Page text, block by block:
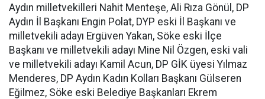
Aydın milletvekilleri Nahit Menteşe, Ali Rıza Gönül, DP
Aydın İl Başkanı Engin Polat, DYP eski İl Başkanı ve
milletvekili adayı Ergüven Yakan, Söke eski İlçe
Başkanı ve milletvekili adayı Mine Nil Özgen, eski vali
ve milletvekili adayı Kamil Acun, DP GİK üyesi Yılmaz
Menderes, DP Aydın Kadın Kolları Başkanı Gülseren
Eğilmez, Söke eski Belediye Başkanları Ekrem